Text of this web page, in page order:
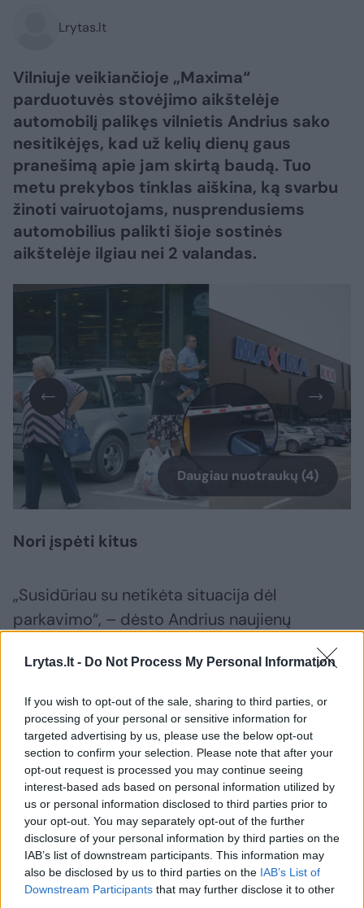
Lrytas.lt - Do Not Process My Personal Information
If you wish to opt-out of the sale, sharing to third parties, or
processing of your personal or sensitive information for
targeted advertising by us, please use the below opt-out
section to confirm your selection. Please note that after your
opt-out request is processed you may continue seeing
interest-based ads based on personal information utilized by
us or personal information disclosed to third parties prior to
your opt-out. You may separately opt-out of the further
disclosure of your personal information by third parties on the
IAB’s list of downstream participants. This information may
also be disclosed by us to third parties on the IAB’s List of
Downstream Participants that may further disclose it to other
Lrytas.lt
Vilniuje veikiančioje „Maxima“
parduotuvės stovėjimo aikštelėje
automobilį palikęs vilnietis Andrius sako
nesitikėjęs, kad už kelių dienų gaus
pranešimą apie jam skirtą baudą. Tuo
metu prekybos tinklas aiškina, ką svarbu
žinoti vairuotojams, nusprendusiems
automobilius palikti šioje sostinės
aikštelėje ilgiau nei 2 valandas.
Daugiau nuotraukų (4)
Nori įspėti kitus
„Susidūriau su netikėta situacija dėl
parkavimo“, – dėsto Andrius naujienų
Vyras tęsia, kad sostinėje, Mindaugo gatvėje
esančioje „Maxima“ antro aukšto stovėjimo
aikštelėje, jis buvo palikęs automobilį ilgiau
negu 2 valandoms. Pirmosios 2 stovėjimo
valandos yra nemokamos, o vėliau įsijungia
mokamas tarifas – už 30 min tenka mokėti 3
Eur.
Išimtis deimantų rinkai: JAV superka